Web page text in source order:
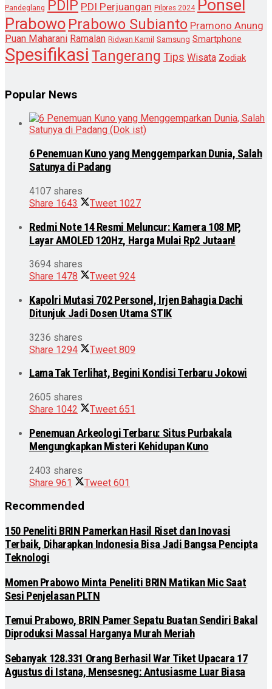
Pandeglang PDIP PDI Perjuangan Pilpres 2024 Ponsel
Prabowo Prabowo Subianto Pramono Anung
Puan Maharani Ramalan Ridwan Kamil Samsung Smartphone
Spesifikasi Tangerang Tips Wisata Zodiak
Popular News
6 Penemuan Kuno yang Menggemparkan Dunia, Salah
Satunya di Padang
4107 shares
Share 1643 Tweet 1027
Redmi Note 14 Resmi Meluncur: Kamera 108 MP,
Layar AMOLED 120Hz, Harga Mulai Rp2 Jutaan!
3694 shares
Share 1478 Tweet 924
Kapolri Mutasi 702 Personel, Irjen Bahagia Dachi
Ditunjuk Jadi Dosen Utama STIK
3236 shares
Share 1294 Tweet 809
Lama Tak Terlihat, Begini Kondisi Terbaru Jokowi
2605 shares
Share 1042 Tweet 651
Penemuan Arkeologi Terbaru: Situs Purbakala
Mengungkapkan Misteri Kehidupan Kuno
2403 shares
Share 961 Tweet 601
Recommended
150 Peneliti BRIN Pamerkan Hasil Riset dan Inovasi
Terbaik, Diharapkan Indonesia Bisa Jadi Bangsa Pencipta
Teknologi
Momen Prabowo Minta Peneliti BRIN Matikan Mic Saat
Sesi Penjelasan PLTN
Temui Prabowo, BRIN Pamer Sepatu Buatan Sendiri Bakal
Diproduksi Massal Harganya Murah Meriah
Sebanyak 128.331 Orang Berhasil War Tiket Upacara 17
Agustus di Istana, Mensesneg: Antusiasme Luar Biasa